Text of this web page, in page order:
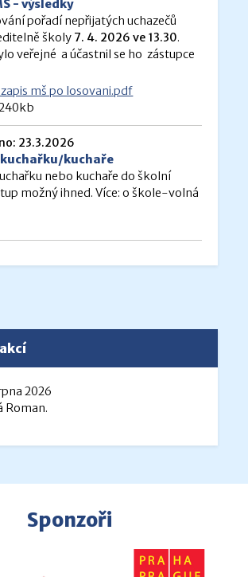
- výsledky
pořadí nepřijatých uchazečů
školy 7. 4. 2026 ve 13.30.
veřejné a účastnil se ho zástupce
mš po losovani.pdf
23.3.2026
kuchaře
nebo kuchaře do školní
možný ihned. Více: o škole-volná
2026
Roman.
Sponzoři